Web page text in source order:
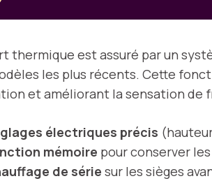
thermique est assuré par un
les plus récents. Cette
et améliorant la sensation de
électriques précis
mémoire pour conserver
de série sur les sièges